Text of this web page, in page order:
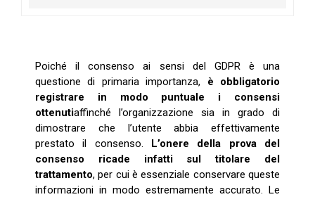
Poiché il consenso ai sensi del GDPR è una
questione di primaria importanza, è obbligatorio
registrare in modo puntuale i consensi
ottenutiaffinché l’organizzazione sia in grado di
dimostrare che l’utente abbia effettivamente
prestato il consenso. L’onere della prova del
consenso ricade infatti sul titolare del
trattamento, per cui è essenziale conservare queste
informazioni in modo estremamente accurato. Le